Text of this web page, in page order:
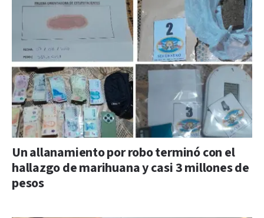
Un allanamiento por robo terminó con el
hallazgo de marihuana y casi 3 millones de
pesos